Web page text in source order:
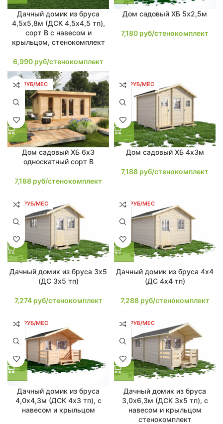
Дачный домик из бруса
4,5х5,8м (ДСК 4,5х4,5 тп),
сорт В с навесом и
крыльцом, стенокомплект
6,990 руб/стенокомплект
Дом садовый ХБ 5х2,5м
7,180 руб/стенокомплект
137 РУБ/МЕС
Дом садовый ХБ 6х3
односкатный сорт В
7,188 руб/стенокомплект
137 РУБ/МЕС
Дом садовый ХБ 4х3м
7,188 руб/стенокомплект
138 РУБ/МЕС
Дачный домик из бруса 3х5
(ДС 3х5 тп)
7,274 руб/стенокомплект
138 РУБ/МЕС
Дачный домик из бруса 4х4
(ДС 4х4 тп)
7,288 руб/стенокомплект
140 РУБ/МЕС
Дачный домик из бруса
4,0х4,3м (ДСК 4х3 тп), с
навесом и крыльцом
144 РУБ/МЕС
Дачный домик из бруса
3,0х6,3м (ДСК 3х5 тп), с
навесом и крыльцом
стенокомплект